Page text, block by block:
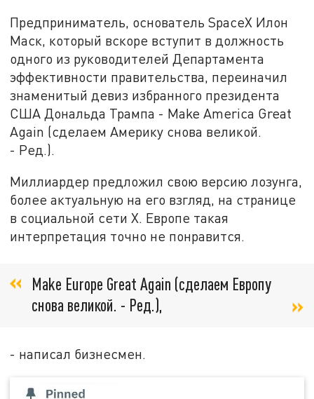
Предприниматель, основатель SpaceX Илон
Маск, который вскоре вступит в должность
одного из руководителей Департамента
эффективности правительства, переиначил
знаменитый девиз избранного президента
США Дональда Трампа - Make America Great
Again (сделаем Америку снова великой.
- Ред.).
Миллиардер предложил свою версию лозунга,
более актуальную на его взгляд, на странице
в социальной сети X. Европе такая
интерпретация точно не понравится.
Make Europe Great Again (сделаем Европу
снова великой. - Ред.),
- написал бизнесмен.